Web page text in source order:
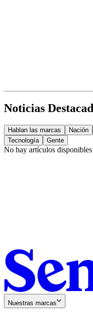
Noticias
Hablan las marcas Nación
Tecnología
Gente
No hay artículos disponibles
Nuestras marcas